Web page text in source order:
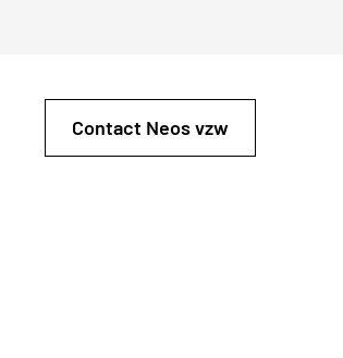
Contact Neos vzw